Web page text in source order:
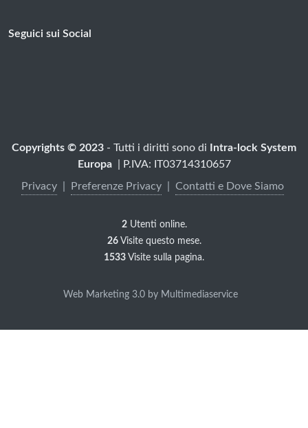
Utilizziamo cookie di servizi di
terze parti per attività di marketing
esperienza. Leggi come utilizziamo
Seguici sui Social
Copyrights © 2023 - Tutti i diritti sono di
Intra-lock System
Europa
| P.IVA: IT03714310657
Privacy
Preferenze Privacy Contatti e Dove Siamo
2Utenti online.
26Visite questo mese.
1533 Visite sulla pagina.
Web Marketing 3.0 by Multimediaservice